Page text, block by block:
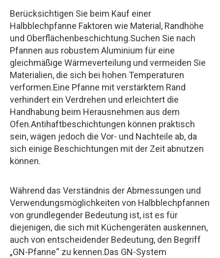
Berücksichtigen Sie beim Kauf einer
Halbblechpfanne Faktoren wie Material, Randhöhe
und Oberflächenbeschichtung.Suchen Sie nach
Pfannen aus robustem Aluminium für eine
gleichmäßige Wärmeverteilung und vermeiden Sie
Materialien, die sich bei hohen Temperaturen
verformen.Eine Pfanne mit verstärktem Rand
verhindert ein Verdrehen und erleichtert die
Handhabung beim Herausnehmen aus dem
Ofen.Antihaftbeschichtungen können praktisch
sein, wägen jedoch die Vor- und Nachteile ab, da
sich einige Beschichtungen mit der Zeit abnutzen
können.
Während das Verständnis der Abmessungen und
Verwendungsmöglichkeiten von Halbblechpfannen
von grundlegender Bedeutung ist, ist es für
diejenigen, die sich mit Küchengeräten auskennen,
auch von entscheidender Bedeutung, den Begriff
„GN-Pfanne“ zu kennen.Das GN-System